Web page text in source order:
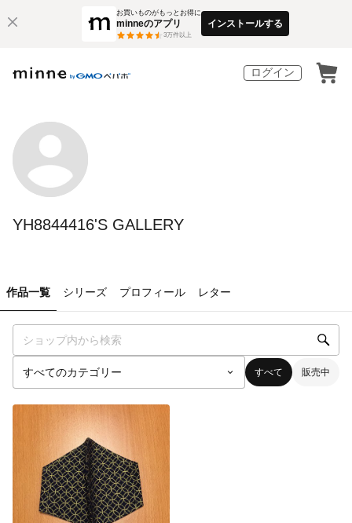
お買いものがもっとお得に
minneのアプリ
3万件以上
インストールする
ログイン
YH8844416'S GALLERY
作品一覧 シリーズ プロフィール レター
すべて 販売中